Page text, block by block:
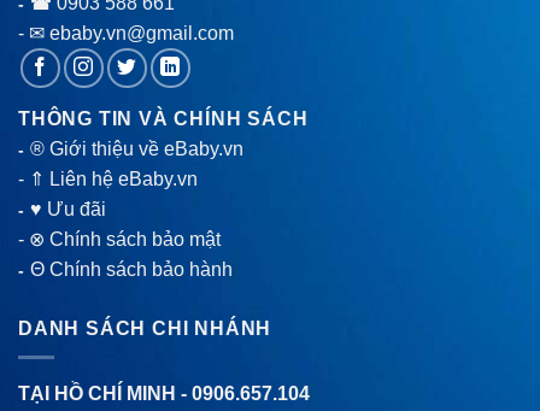
- ✉ ebaby.vn@gmail.com
THÔNG TIN VÀ CHÍNH SÁCH
-® Giới thiệu về eBaby.vn
- ⇑ Liên hệ eBaby.vn
-♥ Ưu đãi
- ⊗ Chính sách bảo mật
-Θ Chính sách bảo hành
DANH SÁCH CHI NHÁNH
TẠI HỒ CHÍ MINH - 0906.657.104